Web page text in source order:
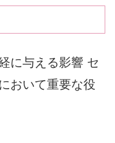
に与える影響 セ
おいて重要な役